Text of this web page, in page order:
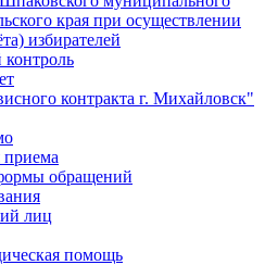
края при осуществлении
избирателей
контракта г. Михайловск"
обращений
лиц
помощь